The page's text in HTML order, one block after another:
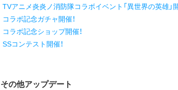
TVアニメ炎炎ノ消防隊コラボイベント「異世界の英雄」
コラボ記念ガチャ開催！
コラボ記念ショップ開催！
SSコンテスト開催！
その他アップデート